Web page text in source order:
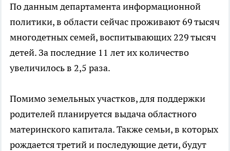
По данным департамента информационной
политики, в области сейчас проживают 69 тысяч
многодетных семей, воспитывающих 229 тысяч
детей. За последние 11 лет их количество
увеличилось в 2,5 раза.
Помимо земельных участков, для поддержки
родителей планируется выдача областного
материнского капитала. Также семьи, в которых
рождается третий и последующие дети, будут